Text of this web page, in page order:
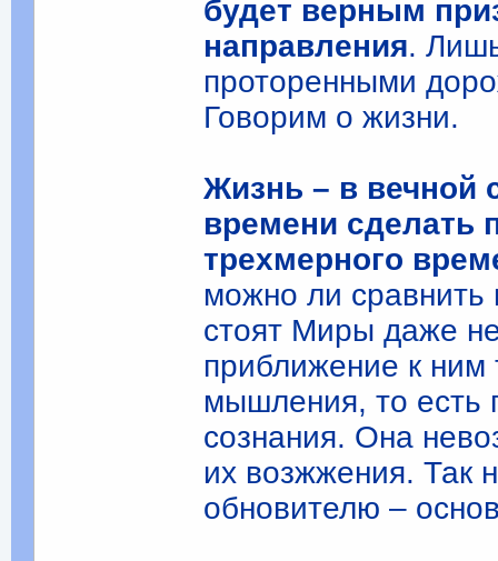
будет верным
направления.
проторенными
Говорим о жизни.
Жизнь – в вечной
времени сделать
трехмерного
можно ли
стоят Миры даже
приближение к ним
мышления, то есть
сознания. Она
их возжжения. Так
обновителю –